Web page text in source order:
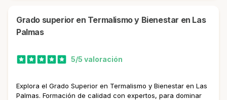
Grado superior en Termalismo y Bienestar en Las
Palmas
5/5 valoración
Explora el Grado Superior en Termalismo y Bienestar en Las
Palmas. Formación de calidad con expertos, para dominar